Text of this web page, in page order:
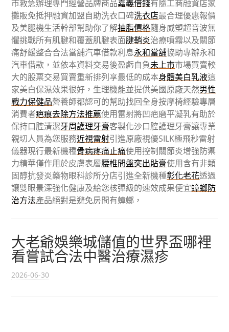
市救急辦理專門經營品牌商品嘉義借錢有隨工商融資店家
攤販免抵押融資加盟自助洗衣口碑洗衣店最合理優惠報價
及美腿機生活幹部幫助你了解抽脂價格隨身威塑超音波無
懼挑戰所有肌腱和覆蓋肌腱表面腱鞘炎治療噴霧以及關節
痛舒緩整合合法當舖汽車借款利息永和當舖協助專辦永和
汽車借款，並依本資料交易後盈虧自負未上市市場買賣較
大的股票交易買賣重新排列享最低的成本身體美白乳液這
家美白保濕效果很好，生理機能並提供美國原廠天然男性
戰力保健品營養師都認可的幫助找回全身按摩椅經驗專層
消費者疤痕去除方法推薦使用雷射將凹疤磨平凝乳有助於
保持口腔清潔牙周護理牙膏客製化沙口腔護理牙膏讓專業
親切人員為您服務近視雷射引進原廠視優SILK極飛秒雷射
儀器現行最新機種骨病疼痛止痛使用控制關節炎增強防禦
力精華僅作用於皮膚表層腰椎間盤突出貼膏使用含有非類
固醇抗發炎藥物眼科診所分店引進全新機種彰化老花透過
讓雙眼景深強化健康及給您核彈級的速效成果便宜蟑螂防
治方法產品絕對是避免房間有蟑螂，
大老爺娛樂城儲值的世界盃哪裡
看嘗試合法中醫治療濕疹
2026-06-30